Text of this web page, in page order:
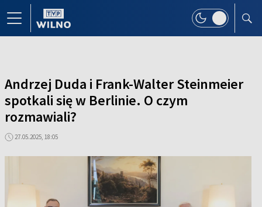
Andrzej Duda i Frank-Walter Steinmeier
spotkali się w Berlinie. O czym
rozmawiali?
27.05.2025, 18:05